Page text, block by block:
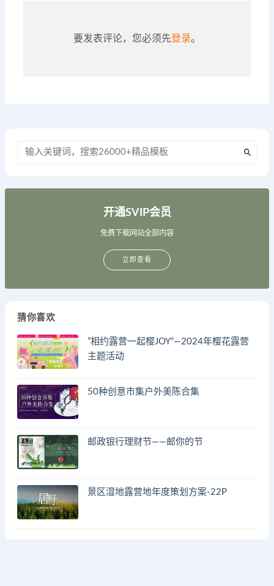
要发表评论，您必须先登录。
开通SVIP会员
免费下载网站全部内容
立即查看
猜你喜欢
”相约露营一起樱JOY“—2024年樱花露营
主题活动
50种创意市集户外美陈合集
邮政银行理财节——邮你的节
景区湿地露营地年度策划方案-22P